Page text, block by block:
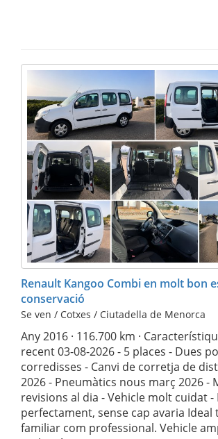
Renault Kangoo Combi en molt bon
conservació
Se ven / Cotxes / Ciutadella de Menorca
Any 2016 · 116.700 km ·
recent 03-08-2026 - 5 places - Dues
corredisses - Canvi de corretja de
2026 - Pneumàtics nous març 2026 -
revisions al dia - Vehicle molt cuidat -
perfectament, sense cap avaria Ideal
familiar com professional. Vehicle